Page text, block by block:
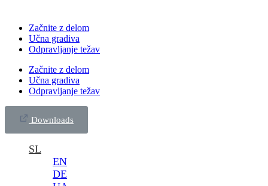
Začnite z delom
Učna gradiva
Odpravljanje težav
Začnite z delom
Učna gradiva
Odpravljanje težav
Downloads
SL
EN
DE